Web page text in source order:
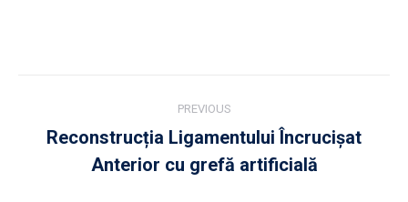
navigation
PREVIOUS
post:
Reconstrucția Ligamentului Încrucișat
Anterior cu grefă artificială